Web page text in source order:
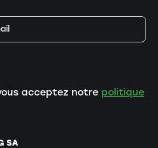
SA
acceptez notre politique